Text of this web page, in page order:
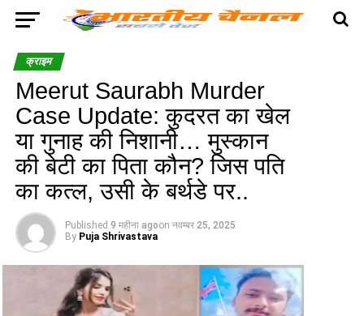
क्राइम
Meerut Saurabh Murder
Case Update: कुदरत का खेल
या गुनाह की निशानी… मुस्कान
की बेटी का पिता कौन? जिस पति
का कत्ल, उसी के बर्थडे पर..
Published 9 महीना agoon नवम्बर 25, 2025
By Puja Shrivastava